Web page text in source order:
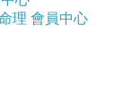
理 會員中心